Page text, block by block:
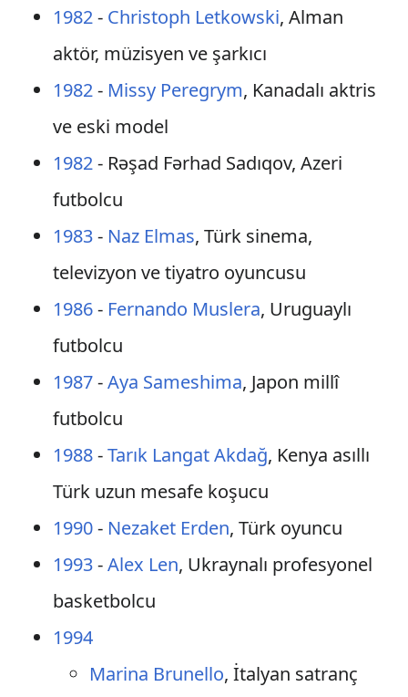
1982- Christoph Letkowski, Alman
aktör, müzisyen ve şarkıcı
1982- Missy Peregrym, Kanadalı aktris
ve eski model
1982- Rəşad Fərhad Sadıqov, Azeri
futbolcu
1983- Naz Elmas, Türk sinema,
televizyon ve tiyatro oyuncusu
1986- Fernando Muslera, Uruguaylı
futbolcu
1987-Aya Sameshima, Japon millî
futbolcu
1988-Tarık Langat Akdağ, Kenya asıllı
Türk uzun mesafe koşucu
1990- Nezaket Erden, Türk oyuncu
1993-Alex Len, Ukraynalı profesyonel
basketbolcu
1994
Marina Brunello, İtalyan satranç